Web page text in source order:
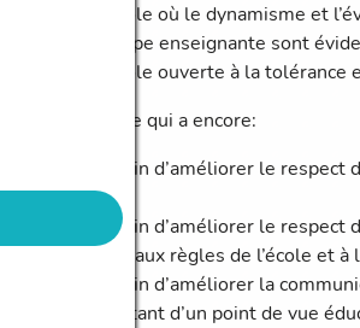
Une école où le dynamisme et
de l’équipe enseignante sont
Une école ouverte à la tolérance
Mais une école qui a encore:
un besoin d’améliorer le respect
eux.
un besoin d’améliorer le respect
adultes, aux règles de l’école et
un besoin d’améliorer la
adultes tant d’un point de vue